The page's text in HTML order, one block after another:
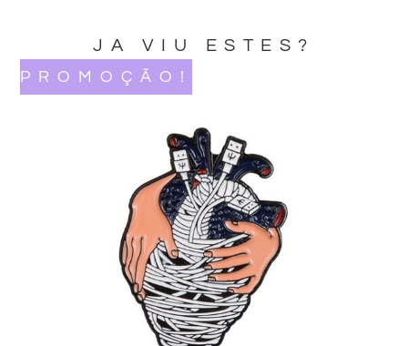
JA VIU ESTES?
PROMOÇÃO!